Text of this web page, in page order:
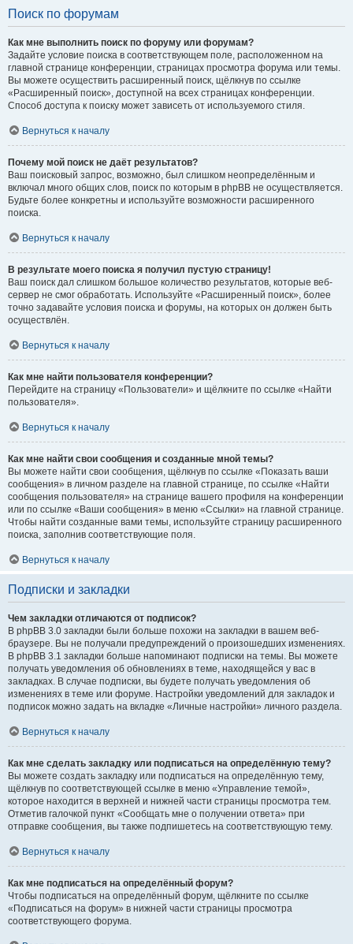
Поиск по форумам
Как мне выполнить поиск по форуму или форумам?
Задайте условие поиска в соответствующем поле, расположенном на
главной странице конференции, страницах просмотра форума или темы.
Вы можете осуществить расширенный поиск, щёлкнув по ссылке
«Расширенный поиск», доступной на всех страницах конференции.
Способ доступа к поиску может зависеть от используемого стиля.
Вернуться к началу
Почему мой поиск не даёт результатов?
Ваш поисковый запрос, возможно, был слишком неопределённым и
включал много общих слов, поиск по которым в phpBB не осуществляется.
Будьте более конкретны и используйте возможности расширенного
поиска.
Вернуться к началу
В результате моего поиска я получил пустую страницу!
Ваш поиск дал слишком большое количество результатов, которые веб-
сервер не смог обработать. Используйте «Расширенный поиск», более
точно задавайте условия поиска и форумы, на которых он должен быть
осуществлён.
Вернуться к началу
Как мне найти пользователя конференции?
Перейдите на страницу «Пользователи» и щёлкните по ссылке «Найти
пользователя».
Вернуться к началу
Как мне найти свои сообщения и созданные мной темы?
Вы можете найти свои сообщения, щёлкнув по ссылке «Показать ваши
сообщения» в личном разделе на главной странице, по ссылке «Найти
сообщения пользователя» на странице вашего профиля на конференции
или по ссылке «Ваши сообщения» в меню «Ссылки» на главной странице.
Чтобы найти созданные вами темы, используйте страницу расширенного
поиска, заполнив соответствующие поля.
Вернуться к началу
Подписки и закладки
Чем закладки отличаются от подписок?
В phpBB 3.0 закладки были больше похожи на закладки в вашем веб-
браузере. Вы не получали предупреждений о произошедших изменениях.
В phpBB 3.1 закладки больше напоминают подписки на темы. Вы можете
получать уведомления об обновлениях в теме, находящейся у вас в
закладках. В случае подписки, вы будете получать уведомления об
изменениях в теме или форуме. Настройки уведомлений для закладок и
подписок можно задать на вкладке «Личные настройки» личного раздела.
Вернуться к началу
Как мне сделать закладку или подписаться на определённую тему?
Вы можете создать закладку или подписаться на определённую тему,
щёлкнув по соответствующей ссылке в меню «Управление темой»,
которое находится в верхней и нижней части страницы просмотра тем.
Отметив галочкой пункт «Сообщать мне о получении ответа» при
отправке сообщения, вы также подпишетесь на соответствующую тему.
Вернуться к началу
Как мне подписаться на определённый форум?
Чтобы подписаться на определённый форум, щёлкните по ссылке
«Подписаться на форум» в нижней части страницы просмотра
соответствующего форума.